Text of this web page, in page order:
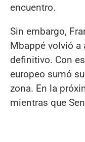
encuentro.
Sin embargo,
Mbappé volvió a
definitivo. Con
europeo sumó
zona. En la
mientras que